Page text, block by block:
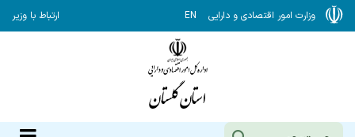
وزارت امور اقتصادی و دارایی EN ارتباط با وزیر